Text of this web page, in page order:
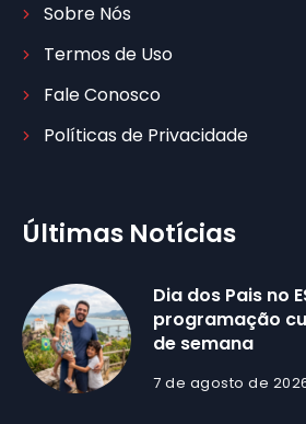
Sobre Nós
Termos de Uso
Fale Conosco
Políticas de Privacidade
Últimas Notícias
Dia dos Pais no
programação
de semana
7 de agosto de